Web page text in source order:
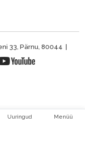
Uuringud Menüü
33, Pärnu, 80044 |